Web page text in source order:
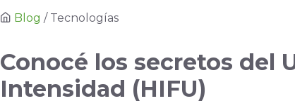
Blog / Tecnologías
Conocé los secretos del
Intensidad (HIFU)